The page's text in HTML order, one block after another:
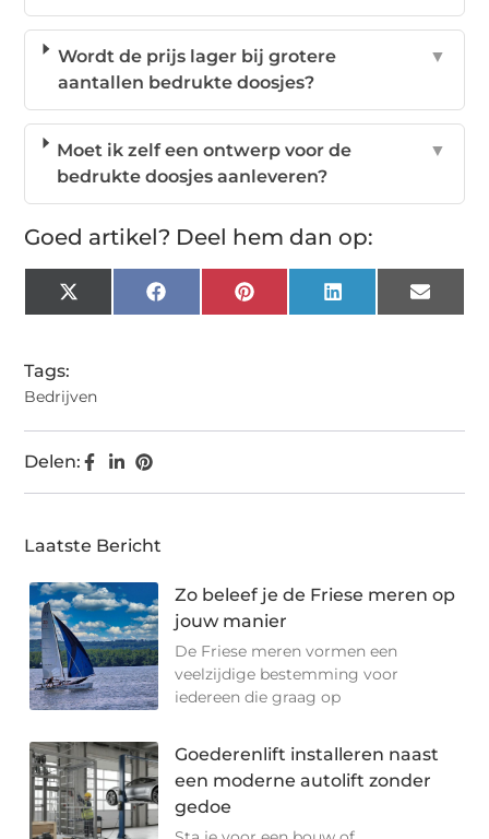
Wordt de prijs lager bij grotere
aantallen bedrukte doosjes?
▼
Moet ik zelf een ontwerp voor de
bedrukte doosjes aanleveren?
▼
Goed artikel? Deel hem dan op:
X
(Twitter)
FacebookPinterest LinkedIn Email
Tags:
Bedrijven
Delen:
Laatste Bericht
Zo beleef je de Friese meren op
jouw manier
De Friese meren vormen een
veelzijdige bestemming voor
iedereen die graag op
Goederenlift installeren naast
een moderne autolift zonder
gedoe